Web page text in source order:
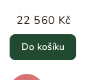
22 560 Kč
Do košíku